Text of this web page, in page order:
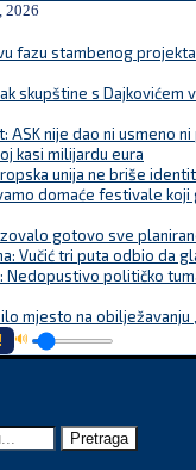
2026
fazu stambenog
skupštine s Dajkovićem
ASK nije dao ni usmeno
kasi milijardu eura
unija ne briše
domaće festivale koji
gotovo sve
Vučić tri puta odbio da
Nedopustivo političko
mjesto na obilježavanju
🔊
Pretraga